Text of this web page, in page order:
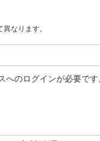
なります。
のログインが必要です